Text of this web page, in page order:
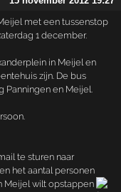
met een tussenstop
1 december.
in Meijel en
zijn. De bus
Panningen en Meijel.
te sturen naar
het aantal personen
Meijel wilt opstappen